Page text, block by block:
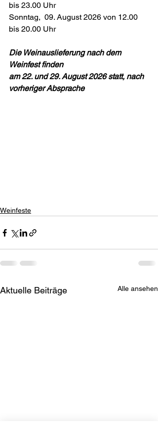
bis 23.00 Uhr
Sonntag,  09. August 2026 von 12.00
bis 20.00 Uhr
Die Weinauslieferung nach dem
Weinfest finden
am 22. und 29. August 2026 statt, nach
vorheriger Absprache
Weinfeste
Aktuelle Beiträge Alle ansehen